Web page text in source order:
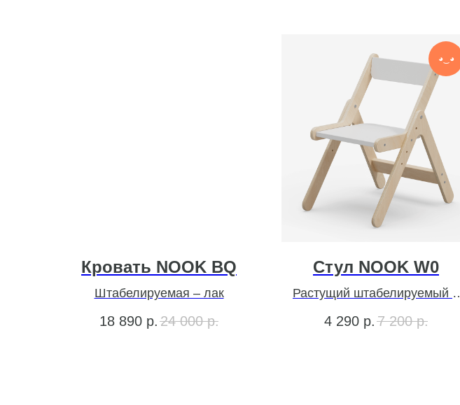
Кровать NOOK BQ
Штабелируемая – лак
18 890 р. 24 000 р.
◕‿◕
Стул NOOK W0
Растущий штабелируемый –
4 290 р. 7 200 р.